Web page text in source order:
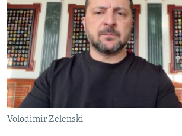
Volodimir Zelenski